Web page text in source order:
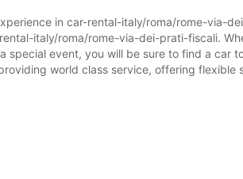
in car-rental-italy/roma/rome-via-
italy/roma/rome-via-dei-prati-fiscali.
event, you will be sure to find a car
world class service, offering